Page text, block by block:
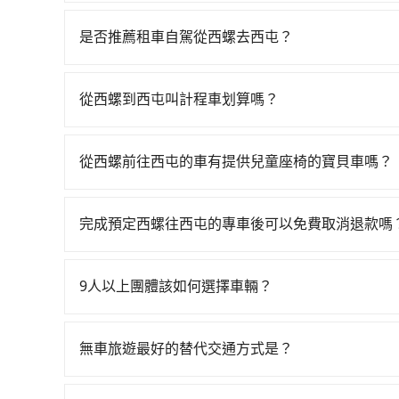
到末班車23:39，雲林-台中一天最多僅28班次，
每人票價230元，再用10分鐘出站、等待車站前
是雙北大城市的300倍。縱使幸運攔到一輛小黃了
預約tripool！如果你是三人以下要乘車，也可參
是否推薦租車自駕從西螺去西屯？
天就要來回，那在雲林路邊可隨租隨借的iRent應
外的汽車保險與可能的罰單都需自付。再者，和
像在開樂透一樣。另外，偶爾也會遇到明明已經
行李時，就顯得非常不便。
從西螺到西屯叫計程車划算嗎？
螺附近的計程車隊，如佳佳計程車、一生汽車行
好先上網預約，以免當場被坑受騙。雖然西螺到
從西螺前往西屯的車有提供兒童座椅的寶貝車嗎？
全帶，則需使用嬰兒/兒童座椅或輔以增高墊。如
完成預定西螺往西屯的專車後可以免費取消退款嗎
9人以上團體該如何選擇車輛？
客車最多座位數量就是9人，如扣掉司機就只能乘
無車旅遊最好的替代交通方式是？